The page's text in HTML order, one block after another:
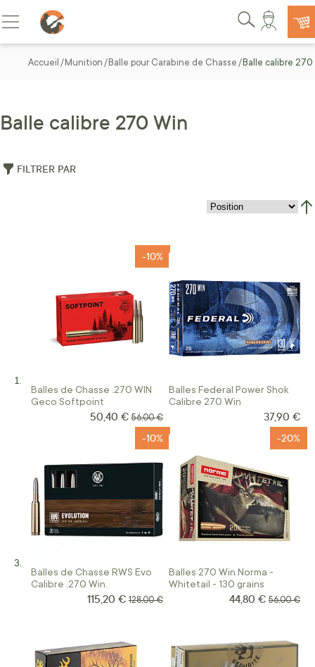
Allez au contenu
Basculer la navigation
Rechercher
Accueil Munition Balle pour Carabine de Chasse Balle calibre 270
Balle calibre 270 Win
FILTRER PAR
Balles de Chasse .270 WIN
Geco Softpoint
-10%
Prix Spécial
50,40 € Prix normal
56,00 €
Balles Federal Power Shok
Calibre 270 Win
37,90 €
Balles de Chasse RWS Evo
Calibre .270 Win.
-10%
Prix Spécial
115,20 € Prix normal
128,00 €
Balles 270 Win Norma -
Whitetail - 130 grains
-20%
Prix Spécial
44,80 € Prix
56,00 €